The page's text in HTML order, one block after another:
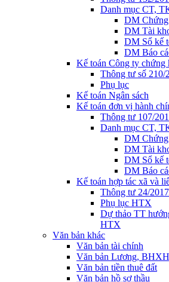
Danh mục CT,
DM
DM Tài
DM Sổ kế
DM Báo
Kế toán Công ty chứng
Thông tư số
Phụ lục
Kế toán Ngân sách
Kế toán đơn vị hành
Thông tư 107/
Danh mục CT,
DM
DM Tài
DM Sổ kế
DM Báo
Kế toán hợp tác xã và
Thông tư 24/
Phụ lục HTX
Dự thảo TT
HTX
Văn bản khác
Văn bản tài chính
Văn bản Lương,
Văn bản tiền thuê đất
Văn bản hồ sơ thầu